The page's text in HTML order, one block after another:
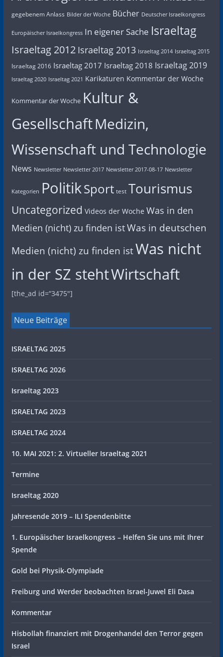
gegebenem Anlass Bilder der Woche Bücher Deutscher Israelkongress
Europäischer Israelkongress In eigener Sache Israeltag
Israeltag 2012 Israeltag 2013 Israeltag 2014 Israeltag 2015
Israeltag 2016 Israeltag 2017 Israeltag 2018 Israeltag 2019
Israeltag 2020 Israeltag 2021 Karikaturen Kommentar der Woche
Kommentar der Woche Kultur &
GesellschaftMedizin,
Wissenschaft und Technologie
News Newsletter Newsletter 2017 Newsletter 2017-08-17 Newsletter
Kategorien PolitikSport test Tourismus
Uncategorized Videos der Woche Was in den
Medien (nicht) zu finden istWas in deutschen
Medien (nicht) zu finden istWas nicht
in der SZ stehtWirtschaft
[the_ad id=“3475″]
Neue Beiträge
ISRAELTAG 2025
ISRAELTAG 2026
Israeltag 2023
ISRAELTAG 2023
ISRAELTAG 2024
10. MAI 2021: 2. Virtueller Israeltag 2021
Termine
Israeltag 2020
Jahresende 2019 – ILI Spendenbitte
1. Europäischer Israelkongress – Helfen Sie uns mit Ihrer
Spende
Gold bei Physik-Olympiade
Freiburg und Werder beobachten Israel-Juwel Eli Dasa
Kommentar
Hisbollah finanziert mit Drogenhandel den Terror gegen
Israel